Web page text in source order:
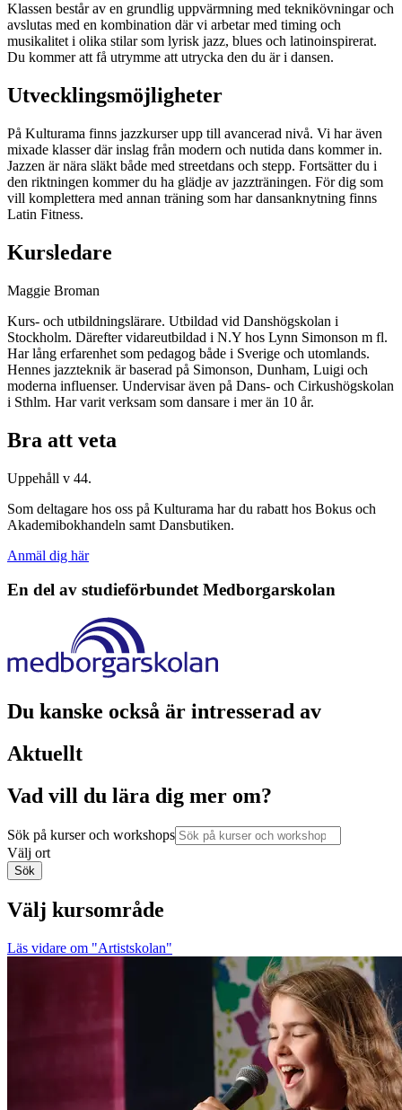
Klassen består av en grundlig uppvärmning med teknikövningar och
avslutas med en kombination där vi arbetar med timing och
musikalitet i olika stilar som lyrisk jazz, blues och latinoinspirerat.
Du kommer att få utrymme att utrycka den du är i dansen.
Utvecklingsmöjligheter
På Kulturama finns jazzkurser upp till avancerad nivå. Vi har även
mixade klasser där inslag från modern och nutida dans kommer in.
Jazzen är nära släkt både med streetdans och stepp. Fortsätter du i
den riktningen kommer du ha glädje av jazzträningen. För dig som
vill komplettera med annan träning som har dansanknytning finns
Latin Fitness.
Kursledare
Maggie Broman
Kurs- och utbildningslärare. Utbildad vid Danshögskolan i
Stockholm. Därefter vidareutbildad i N.Y hos Lynn Simonson m fl.
Har lång erfarenhet som pedagog både i Sverige och utomlands.
Hennes jazzteknik är baserad på Simonson, Dunham, Luigi och
moderna influenser. Undervisar även på Dans- och Cirkushögskolan
i Sthlm. Har varit verksam som dansare i mer än 10 år.
Bra att veta
Uppehåll v 44.
Som deltagare hos oss på Kulturama har du rabatt hos Bokus och
Akademibokhandeln samt Dansbutiken.
Anmäl dig här
En del av studieförbundet Medborgarskolan
Du kanske också är intresserad av
Aktuellt
Vad vill du lära dig mer om?
Sök på kurser och workshops
Välj ort
Sök
Välj kursområde
Läs vidare om "Artistskolan"